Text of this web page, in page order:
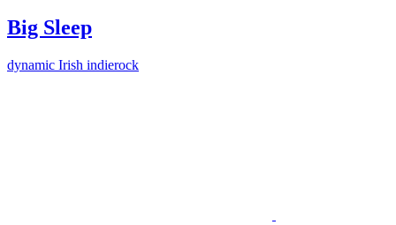
Big Sleep
dynamic Irish indierock